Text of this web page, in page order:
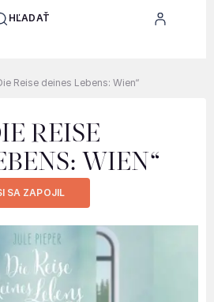
HĽADAŤ
Reise deines Lebens: Wien“
REISE
WIEN“
SA ZAPOJIL